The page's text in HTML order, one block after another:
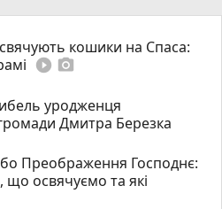
кошики на Спаса:
play_circle_filled photo_camera
уродженця
Дмитра Березка
Преображення Господнє:
що освячуємо та які